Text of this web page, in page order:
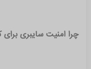
چرا امنیت سایبری